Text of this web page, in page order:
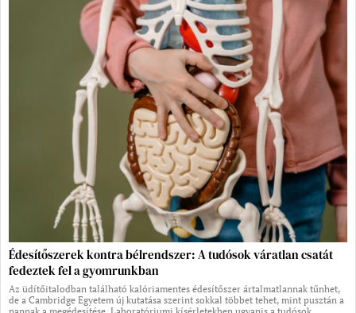
Édesítőszerek kontra bélrendszer: A tudósok váratlan csatát
fedeztek fel a gyomrunkban
Az üdítőitalodban található kalóriamentes édesítőszer ártalmatlannak tűnhet,
de a Cambridge Egyetem új kutatása szerint sokkal többet tehet, mint pusztán a